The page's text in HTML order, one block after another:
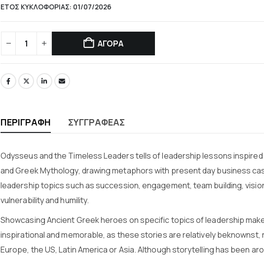
ΕΤΟΣ ΚΥΚΛΟΦΟΡΙΑΣ: 01/07/2026
ΑΓΟΡΑ
ΠΕΡΙΓΡΑΦΉ ΣΥΓΓΡΑΦΈΑΣ
Odysseus and the Timeless Leaders tells of leadership lessons
and Greek Mythology, drawing metaphors with present day business
leadership topics such as succession, engagement, team building,
vulnerability and humility.
Showcasing Ancient Greek heroes on specific topics of leadership
inspirational and memorable, as these stories are relatively
Europe, the US, Latin America or Asia. Although storytelling has been